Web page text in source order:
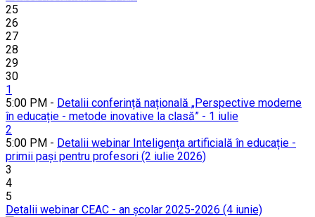
25
26
27
28
29
30
1
5:00 PM - Detalii conferință națională „Perspective moderne
în educație - metode inovative la clasă” - 1 iulie
2
5:00 PM - Detalii webinar Inteligența artificială în educație -
primii pași pentru profesori (2 iulie 2026)
3
4
5
Detalii webinar CEAC - an școlar 2025-2026 (4 iunie)